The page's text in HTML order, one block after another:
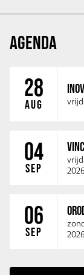
AGENDA
28
AUG
04
SEP
2026
06
SEP
2026